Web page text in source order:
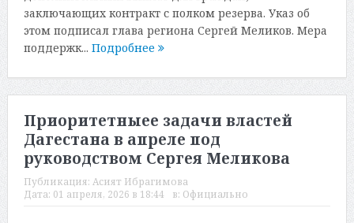
заключающих контракт с полком резерва. Указ об
этом подписал глава региона Сергей Меликов. Мера
поддержк... Подробнее
Приоритетныеe задачи властей
Дагестана в апреле под
руководством Сергея Меликова
Публикация: Асият Ибрагимова
Дата: 01 апреля, 2026 в 18:44 в: Официально